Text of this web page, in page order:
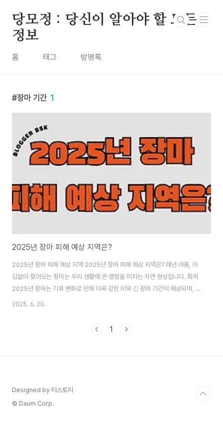
당모정 : 당신이 알아야 할 모든
정보
홈 태그 방명록
장마 기간 1
2025년 장마 피해 예상 지역은?
2025년 장마 피해 예상 지역 2025년 장마 피해 예상 지역은? 매년 여름, 어
김없이 찾아오는 장마는 우리 생활에 큰 영향을 미치는 자연 현상입니다. 특히
2025년 장마는 기후 변화로 인해 더욱 강한 비와 긴 장마 기간이 예상되며, 지
역별로 피해 가능성이 높아지고 있습니다. 이 글에서는 2025년 장마 피해가
인 대비 방법을 상세히 정리했습니다. 기상청의 최신 자료와 과거 데이터를 기
2025. 6. 20.
1
Designed by 티스토리
© Daum Corp.